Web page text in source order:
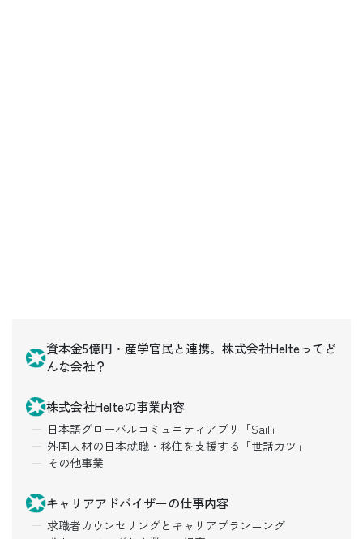
資本金5億円・産学官民と連携。株式会社Helteってど
んな会社？
株式会社Helteの事業内容
日本語グローバルコミュニティアプリ「Sail」
外国人材の日本就職・移住を支援する「世話カツ」
その他事業
キャリアアドバイザーの仕事内容
求職者カウンセリングとキャリアプランニング